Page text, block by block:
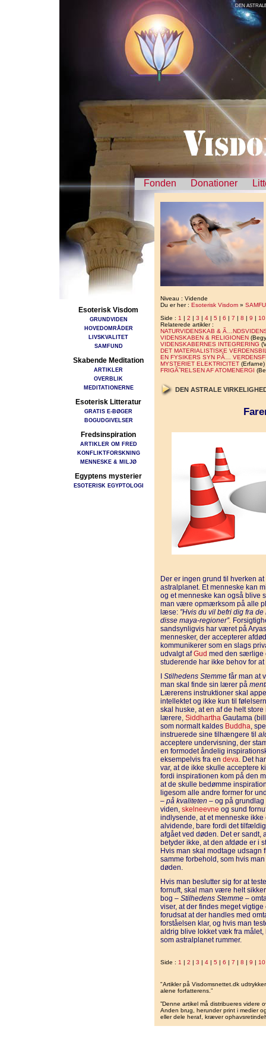
DEN
Fonden Donationer
Esoterisk Visdom
GRUNDVIDEN
HOVEDOMRÅDER
LIVSKVALITET
SAMFUND
Skabende Meditation
ARTIKLER
OVERBLIK
MEDITATIONERNE
Esoterisk Litteratur
GRATIS E-BØGER
BOGUDGIVELSER
Fredsinspiration
ARTIKLER OM FRED
KONFLIKTFORSKNING
MENNESKE & MILJØ
Egyptens mysterier
ESOTERISK EGYPTOLOGI
Niveau : Vidende
Du er her : Esoterisk Visdom »
Side : 1 | 2 | 3 | 4 | 5 | 6 | 7 | 8 | 9 | 10
Relaterede artikler :
NATURVIDENSKAB &
VIDENSKABEN & RELIGIONEN
VIDENSKABERNES INTEGRERING
DET MATERIALISTISKE
EN FYSIKERS SYN PÃ…
MYSTERIET ELEKTRICITET (Erfarne)
FRIGÃ˜RELSEN AF ATOMENERGI
DEN ASTRALE
Der er ingen grund til hverken
astralplanet. Et menneske kan
og et menneske kan også blive
man være opmærksom på alle
læse: ”Hvis du vil befri dig fra
disse maya-regioner”.
sandsynligvis har været på
mennesker, der accepterer
kommunikerer som en slags
udvalgt afGud med den særlige
studerende har ikke behov for
Stilhedens Stemme får man at
man skal finde sin lærer på
Lærerens instruktioner skal
intellektet og ikke kun til
skal huske, at en af ​​de helt store
lærere, Siddhartha Gautama
som normalt kaldes Buddha,
instruerede sine tilhængere til
acceptere undervisning, der
en formodet åndelig
eksempelvis fra en deva. Det
var, at de ikke skulle acceptere
fordi inspirationen kom på den
at de skulle bedømme
ligesom alle andre former for
– på kvaliteten – og på grundlag
viden, skelneevne og sund
indlysende, at et menneske ikke
alvidende, bare fordi det
afgået ved døden. Det er sandt,
betyder ikke, at den afdøde er i
Hvis man skal modtage
samme forbehold, som hvis
døden.
Hvis man beslutter sig for at
fornuft, skal man være helt
bog – Stilhedens Stemme –
viser, at der findes meget
forudsat at der handles med
forståelsen klar, og hvis man
aldrig blive lokket væk fra ​​målet,
som astralplanet rummer.
Side : 1 | 2 | 3 | 4 | 5 | 6 | 7 | 8 | 9 | 10
"Artikler på Visdomsnettet.dk
alene forfatterens.”
”Denne artikel må distribueres videre
Anden brug, herunder print i medier
eller dele heraf, kræver